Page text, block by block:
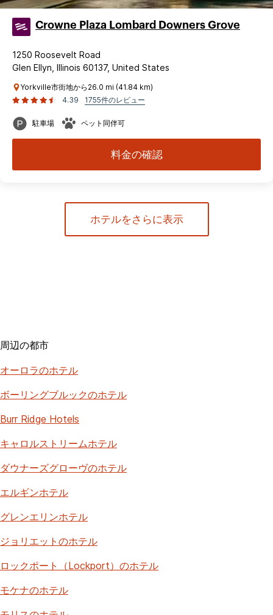
Crowne Plaza Lombard Downers Grove
1250 Roosevelt Road
Glen Ellyn, Illinois 60137, United States
Yorkville市街地から26.0 mi (41.84 km)
4.39
1755件のレビュー
駐車場 ペット同伴可
料金の確認
ホテルをさらに表示
周辺の都市
オーロラのホテル
ボーリングブルックのホテル
Burr Ridge Hotels
キャロルストリームホテル
ダウナーズグローヴのホテル
エルギンホテル
グレンエリンホテル
ジョリエットのホテル
ロックポート（Lockport）のホテル
モケナのホテル